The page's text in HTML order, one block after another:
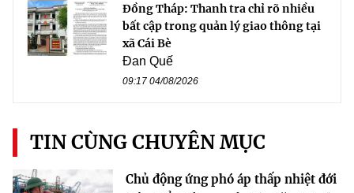
Đồng Tháp: Thanh tra chỉ rõ nhiều
bất cập trong quản lý giao thông tại
xã Cái Bè
Đan Quế
09:17 04/08/2026
TIN CÙNG CHUYÊN MỤC
Chủ động ứng phó áp thấp nhiệt đới